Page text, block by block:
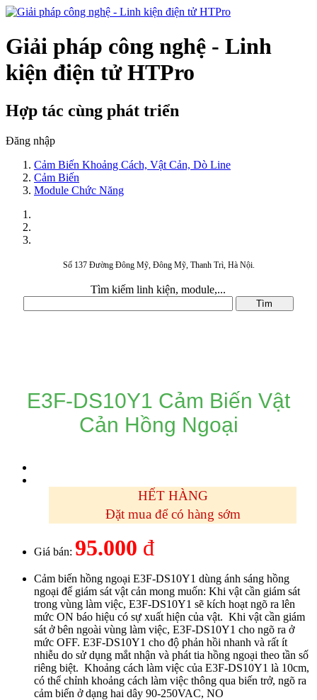
Giải pháp công nghệ - Linh
kiện điện tử HTPro
Hợp tác cùng phát triển
Đăng nhập
Cảm Biến Khoảng Cách, Vật Cản, Dò Line
Cảm Biến
Module Chức Năng
Số 137 Đường Đông Mỹ, Đông Mỹ, Thanh Trì, Hà Nội.
Tìm kiếm linh kiện, module,...
E3F-DS10Y1 Cảm Biến Vật
Cản Hồng Ngoại
HẾT HÀNG
Đặt mua để có hàng sớm
Giá bán: 95.000 đ
Cảm biến hồng ngoại E3F-DS10Y1 dùng ánh sáng hồng
ngoại để giám sát vật cản mong muốn: Khi vật cần giám sát
trong vùng làm việc, E3F-DS10Y1 sẽ kích hoạt ngõ ra lên
mức ON báo hiệu có sự xuất hiện của vật. Khi vật cần giám
sát ở bên ngoài vùng làm việc, E3F-DS10Y1 cho ngõ ra ở
mức OFF. E3F-DS10Y1 cho độ phản hồi nhanh và rất ít
nhiễu do sử dụng mắt nhận và phát tia hồng ngoại theo tần số
riêng biệt. Khoảng cách làm việc của E3F-DS10Y1 là 10cm,
có thể chỉnh khoảng cách làm việc thông qua biến trở, ngõ ra
cảm biến ở dạng hai dây 90-250VAC, NO